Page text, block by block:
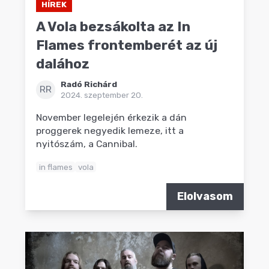
HÍREK
A Vola bezsákolta az In
Flames frontemberét az új
dalához
RR
Radó Richárd
2024. szeptember 20.
November legelején érkezik a dán
proggerek negyedik lemeze, itt a
nyitószám, a Cannibal.
in flames vola
Elolvasom